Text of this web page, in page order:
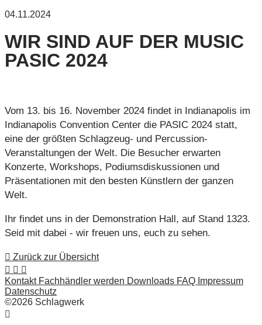
04.11.2024
WIR SIND AUF DER MUSIC
PASIC 2024
Vom 13. bis 16. November 2024 findet in Indianapolis im
Indianapolis Convention Center die PASIC 2024 statt,
eine der größten Schlagzeug- und Percussion-
Veranstaltungen der Welt. Die Besucher erwarten
Konzerte, Workshops, Podiumsdiskussionen und
Präsentationen mit den besten Künstlern der ganzen
Welt.
Ihr findet uns in der Demonstration Hall, auf Stand 1323.
Seid mit dabei - wir freuen uns, euch zu sehen.
Zurück zur Übersicht
Kontakt Fachhändler werden Downloads FAQ Impressum
Datenschutz
©2026 Schlagwerk